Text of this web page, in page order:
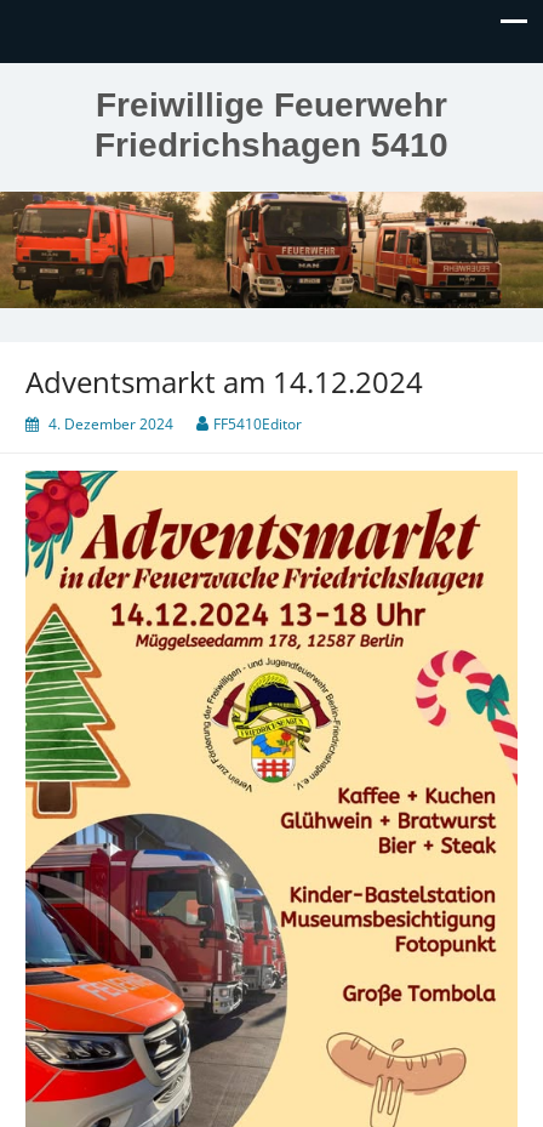
Freiwillige Feuerwehr
Friedrichshagen 5410
Adventsmarkt am 14.12.2024
4. Dezember 2024 FF5410Editor